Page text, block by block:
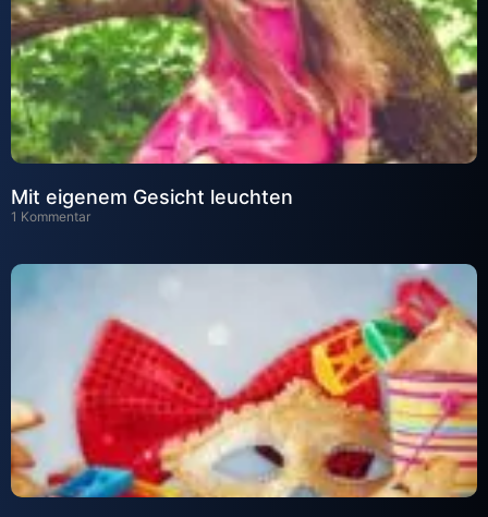
Mit eigenem Gesicht leuchten
1 Kommentar